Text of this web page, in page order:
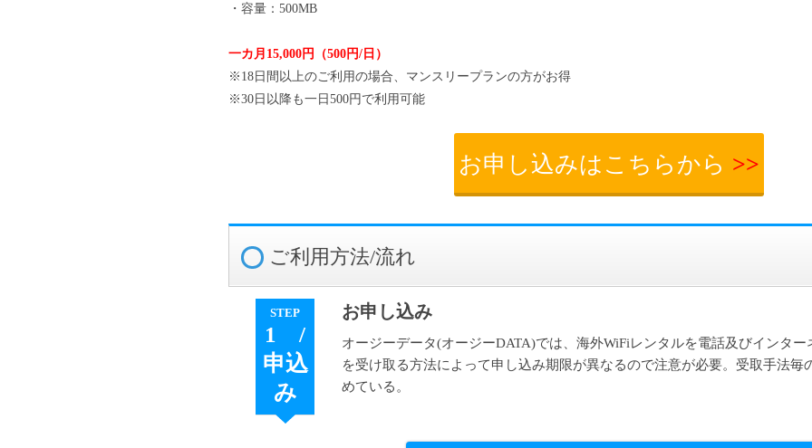
・容量：500MB
一カ月15,000円（500円/日）
※18日間以上のご利用の場合、マンスリープランの方がお得
※30日以降も一日500円で利用可能
お申し込みはこちらから >>
ご利用方法/流れ
STEP
1 /
申込
み
お申し込み
オージーデータ(オージーDATA)では、海外WiFiレンタルを電話及びインター
を受け取る方法によって申し込み期限が異なるので注意が必要。受取手法毎
めている。